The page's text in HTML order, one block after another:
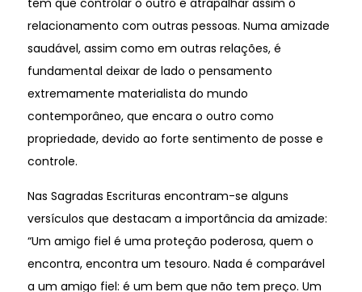
relacionamento com outras pessoas. Numa amizade
saudável, assim como em outras relações, é
fundamental deixar de lado o pensamento
extremamente materialista do mundo
contemporâneo, que encara o outro como
propriedade, devido ao forte sentimento de posse e
controle.
Nas Sagradas Escrituras encontram-se alguns
versículos que destacam a importância da amizade:
“Um amigo fiel é uma proteção poderosa, quem o
encontra, encontra um tesouro. Nada é comparável
a um amigo fiel: é um bem que não tem preço. Um